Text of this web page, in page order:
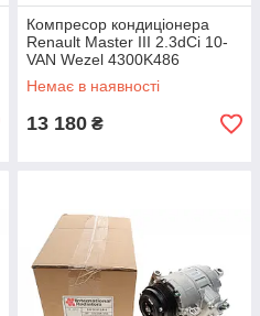
Компресор кондиціонера
Renault Master III 2.3dCi 10-
VAN Wezel 4300K486
Немає в наявності
13 180 ₴